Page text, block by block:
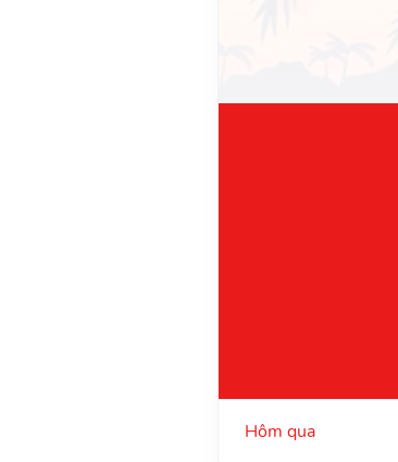
Hôm qua